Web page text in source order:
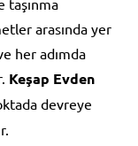
arasında yer
her adımda
Keşap Evden
devreye